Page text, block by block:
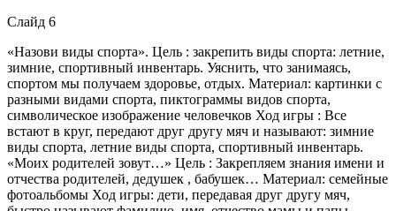
Слайд 6
«Назови виды спорта». Цель : закрепить виды спорта: летние,
зимние, спортивный инвентарь. Уяснить, что занимаясь,
спортом мы получаем здоровье, отдых. Материал: картинки с
разными видами спорта, пиктограммы видов спорта,
символическое изображение человечков Ход игры : Все
встают в круг, передают друг другу мяч и называют: зимние
виды спорта, летние виды спорта, спортивный инвентарь.
«Моих родителей зовут…» Цель : Закрепляем знания имени и
отчества родителей, дедушек , бабушек… Материал: семейные
фотоальбомы Ход игры: дети, передавая друг другу мяч,